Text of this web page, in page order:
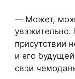
— Может,
уважительно.
присутствии
и его
свои